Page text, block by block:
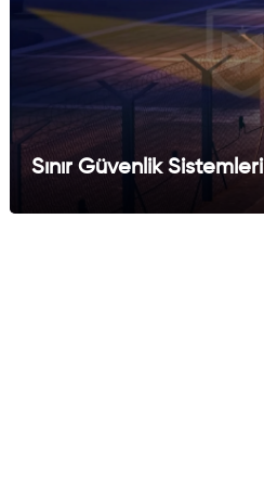
Sınır Güvenlik Sistemleri